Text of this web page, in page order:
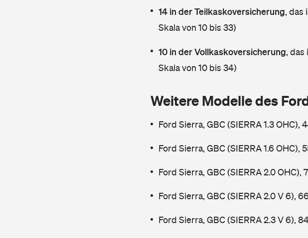
14 in der Teilkaskoversicherung, das
Skala von 10 bis 33)
10 in der Vollkaskoversicherung, das
Skala von 10 bis 34)
Weitere Modelle des
Ford Sierra, GBC (SIERRA 1.3
Ford Sierra, GBC (SIERRA 1.6 OHC),
Ford Sierra, GBC (SIERRA 2.0
Ford Sierra, GBC (SIERRA 2.0 V 6),
Ford Sierra, GBC (SIERRA 2.3 V 6),